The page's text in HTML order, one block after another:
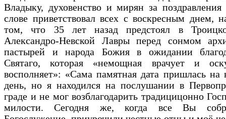
Владыку, духовенство и мирян за
слове приветствовал всех с воскресным днем,
том, что 35 лет назад предстоял в
Александро-Невской Лавры перед сонмом
пастырей и народа Божия в ожидании
Святаго, которая «немощная врачует и
восполняет»: «Сама памятная дата пришлась на
день, но я находился на послушании в
граде и не мог возблагодарить традицицонно
милости. Сегодня же, когда все Вы